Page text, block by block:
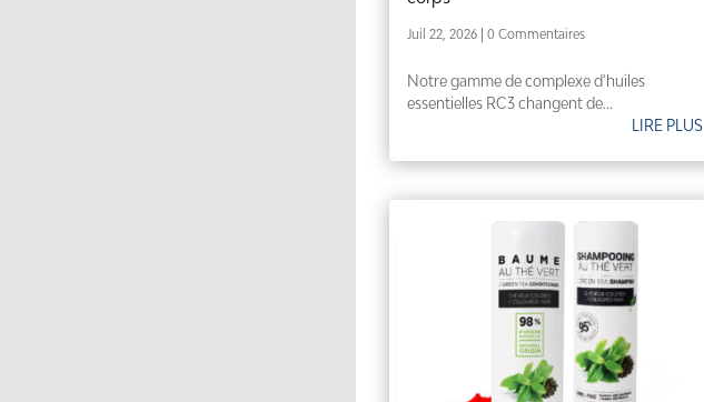
Juil 22, 2026 | 0 Commentaires
Notre gamme de complexe d'huiles
essentielles RC3 changent de...
LIRE PLUS